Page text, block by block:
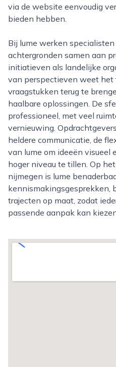
via de website eenvoudig
bieden hebben.
Bij lume werken specialisten met verschillende
achtergronden samen aan
initiatieven als landelijke
van perspectieven weet het
vraagstukken terug te
haalbare oplossingen. De
professioneel, met veel
vernieuwing.
heldere communicatie, de
van lume om ideeën visueel
hoger niveau te tillen. Op
nijmegen is lume
kennismakingsgesprekken,
trajecten op maat, zodat
passende aanpak kan